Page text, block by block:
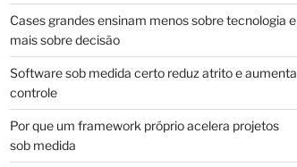
Cases grandes ensinam menos sobre tecnologia e
mais sobre decisão
Software sob medida certo reduz atrito e aumenta
controle
Por que um framework próprio acelera projetos
sob medida